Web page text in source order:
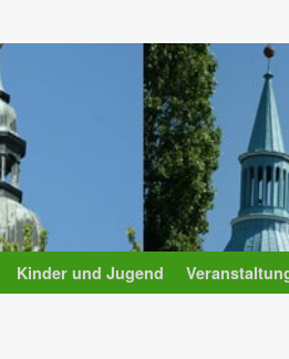
Kinder und Jugend